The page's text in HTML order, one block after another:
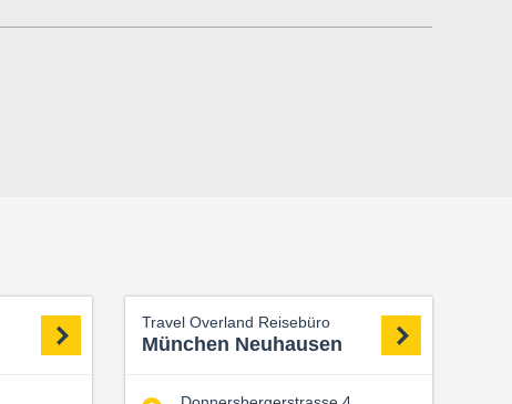
Travel Overland Reisebüro
München Neuhausen